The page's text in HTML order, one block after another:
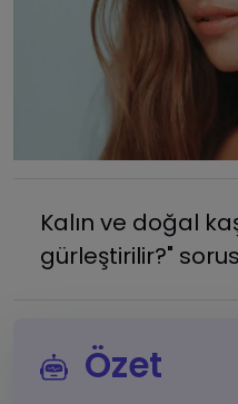
Kalın ve doğal
gürleştirilir?"
Özet